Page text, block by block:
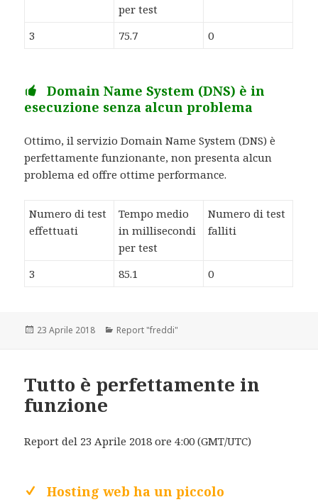
per test
3 75.7 0
Domain Name System (DNS) è in
esecuzione senza alcun problema
Ottimo, il servizio Domain Name System (DNS) è
perfettamente funzionante, non presenta alcun
problema ed offre ottime performance.
Numero di test
effettuati
Tempo medio
in millisecondi
per test
Numero di test
falliti
3 85.1 0
Scritto
23 Aprile 2018 Categorie
Report "freddi"
Tutto è perfettamente in
funzione
Report del 23 Aprile 2018 ore 4:00 (GMT/UTC)
Hosting web ha un piccolo